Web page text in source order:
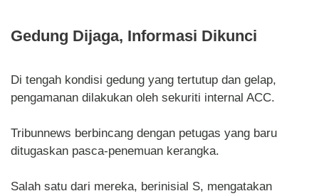
Gedung Dijaga, Informasi Dikunci
Di tengah kondisi gedung yang tertutup dan gelap,
pengamanan dilakukan oleh sekuriti internal ACC.
Tribunnews berbincang dengan petugas yang baru
ditugaskan pasca-penemuan kerangka.
Salah satu dari mereka, berinisial S, mengatakan